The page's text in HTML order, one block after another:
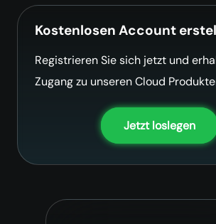
Kostenlosen Account
Registrieren Sie sich jetzt und
Zugang zu unseren Cloud
Jetzt loslegen